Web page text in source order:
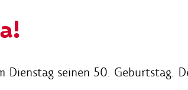
Dienstag seinen 50.